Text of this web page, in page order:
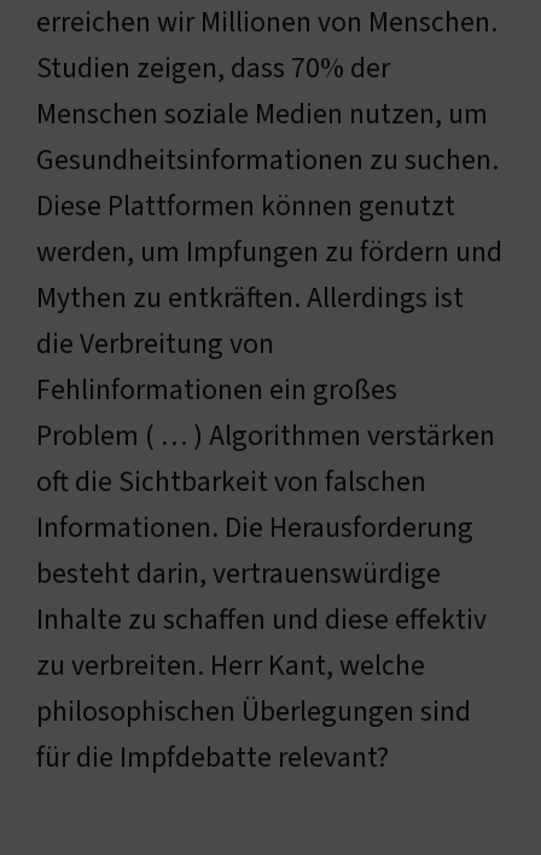
erreichen wir Millionen von Menschen.
Studien zeigen, dass 70% der
Menschen soziale Medien nutzen, um
Gesundheitsinformationen zu suchen.
Diese Plattformen können genutzt
werden, um Impfungen zu fördern und
Mythen zu entkräften. Allerdings ist
die Verbreitung von
Fehlinformationen ein großes
Problem ( … ) Algorithmen verstärken
oft die Sichtbarkeit von falschen
Informationen. Die Herausforderung
besteht darin, vertrauenswürdige
Inhalte zu schaffen und diese effektiv
zu verbreiten. Herr Kant, welche
philosophischen Überlegungen sind
für die Impfdebatte relevant?